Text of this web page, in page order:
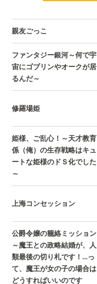
親友ごっこ
ファンタジー銀河～何で宇
宙にゴブリンやオークが居
るんだ～
修羅場姫
姫様、ご乱心！～天才教育
係（俺）の生存戦略はキュ
ートな姫様のドＳ化でした
～
上海コンセッション
公爵令嬢の籠絡ミッション
～魔王との政略結婚が、人
類最後の切り札です！…っ
て、魔王が女の子の場合は
どうすればいいのです